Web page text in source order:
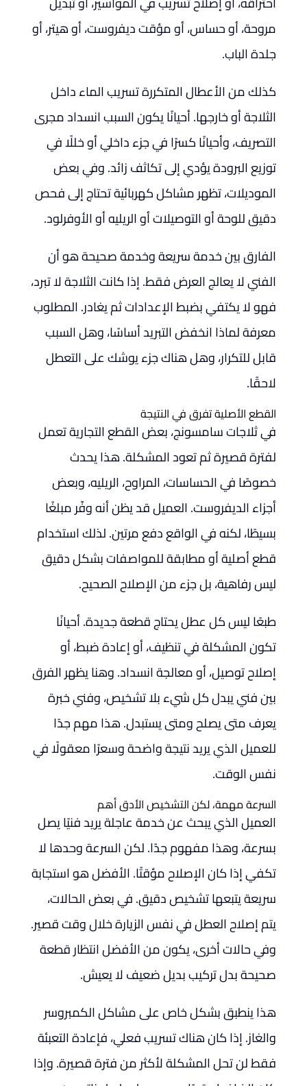
مروحة، أو حساس، أو مؤقت ديفروست، أو هيتر، أو
جلدة الباب.
كذلك من الأعطال المتكررة تسريب الماء داخل
الثلاجة أو خارجها. أحيانًا يكون السبب انسداد مجرى
التصريف، وأحيانًا كسرًا في جزء داخلي أو خللًا في
توزيع البرودة يؤدي إلى تكاثف زائد. وفي بعض
الموديلات، تظهر مشاكل كهربائية تحتاج إلى فحص
دقيق للوحة أو التوصيلات أو الريليه أو الأوفرلود.
الفارق بين خدمة سريعة وخدمة صحيحة هو أن
الفني لا يعالج العرض فقط. إذا كانت الثلاجة لا تبرد،
فهو لا يكتفي بضبط الإعدادات ثم يغادر. المطلوب
معرفة لماذا انخفض التبريد أساسًا، وهل السبب
قابل للتكرار، وهل هناك جزء يوشك على التعطل
لاحقًا.
القطع الأصلية تفرق في النتيجة
في ثلاجات سامسونج، بعض القطع التجارية تعمل
لفترة قصيرة ثم تعود المشكلة. هذا يحدث
خصوصًا في الحساسات، المراوح، الريليه، وبعض
أجزاء الديفروست. العميل قد يظن أنه وفّر مبلغًا
بسيطًا، لكنه في الواقع دفع مرتين. لذلك استخدام
قطع أصلية أو مطابقة للمواصفات بشكل دقيق
ليس رفاهية، بل جزء من الإصلاح الصحيح.
طبعًا ليس كل عطل يحتاج قطعة جديدة. أحيانًا
تكون المشكلة في تنظيف، أو إعادة ضبط، أو
إصلاح توصيل، أو معالجة انسداد. وهنا يظهر الفرق
بين فني يبدل كل شيء بلا تشخيص، وفني خبرة
يعرف متى يصلح ومتى يستبدل. هذا مهم جدًا
للعميل الذي يريد نتيجة واضحة وسعرًا معقولًا في
نفس الوقت.
السرعة مهمة، لكن التشخيص الأدق أهم
العميل الذي يبحث عن خدمة عاجلة يريد فنيًا يصل
بسرعة، وهذا مفهوم جدًا. لكن السرعة وحدها لا
تكفي إذا كان الإصلاح مؤقتًا. الأفضل هو استجابة
سريعة يتبعها تشخيص دقيق. في بعض الحالات،
يتم إصلاح العطل في نفس الزيارة خلال وقت قصير.
وفي حالات أخرى، يكون من الأفضل انتظار قطعة
صحيحة بدل تركيب بديل ضعيف لا يعيش.
هذا ينطبق بشكل خاص على مشاكل الكمبروسر
والغاز. إذا كان هناك تسريب فعلي، فإعادة التعبئة
فقط لن تحل المشكلة لأكثر من فترة قصيرة. وإذا